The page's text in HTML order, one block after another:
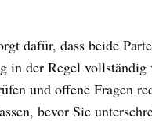
dafür, dass beide
in der Regel
und offene Fragen
bevor Sie